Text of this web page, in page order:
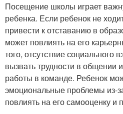
Посещение школы играет
ребенка. Если ребенок не
привести к отставанию в
может повлиять на его
того, отсутствие социального
вызвать трудности в
работы в команде. Ребенок
эмоциональные проблемы из-
повлиять на его самооценку и